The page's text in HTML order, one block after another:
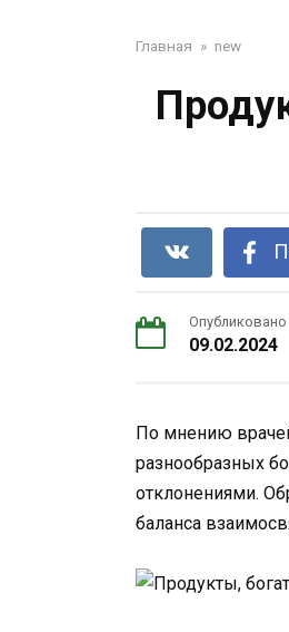
Главная » new
Опубликовано
09.02.2024
По мнению
разнообразных
отклонениями.
баланса